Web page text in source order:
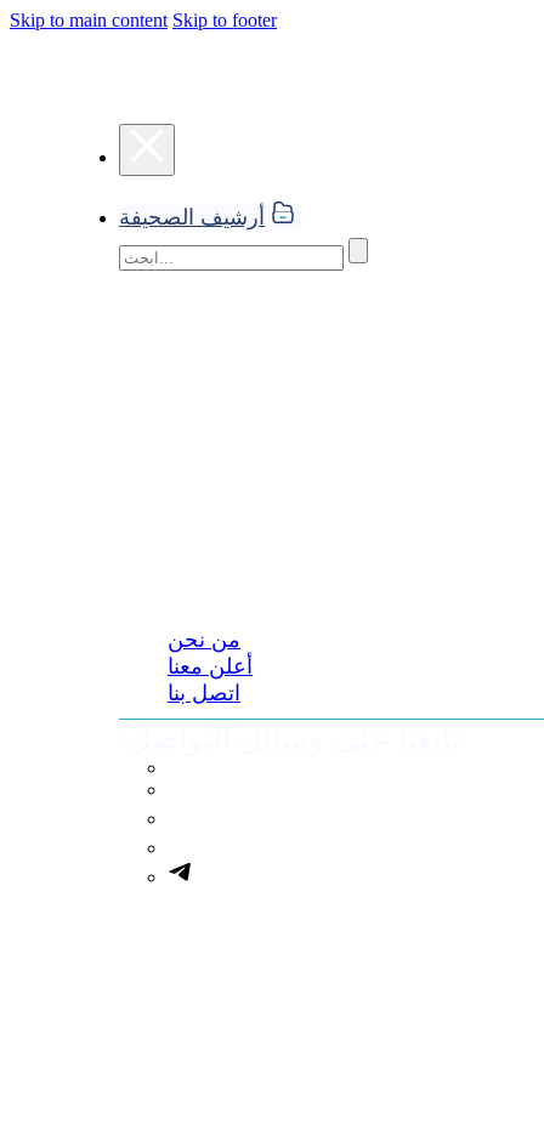
Skip to main content Skip to footer
أرشيف الصحيفة
من نحن
أعلن معنا
اتصل بنا